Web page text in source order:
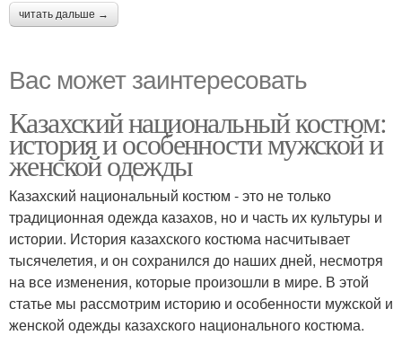
читать дальше →
Вас может заинтересовать
Казахский национальный костюм:
история и особенности мужской и
женской одежды
Казахский национальный костюм - это не только
традиционная одежда казахов, но и часть их культуры и
истории. История казахского костюма насчитывает
тысячелетия, и он сохранился до наших дней, несмотря
на все изменения, которые произошли в мире. В этой
статье мы рассмотрим историю и особенности мужской и
женской одежды казахского национального костюма.